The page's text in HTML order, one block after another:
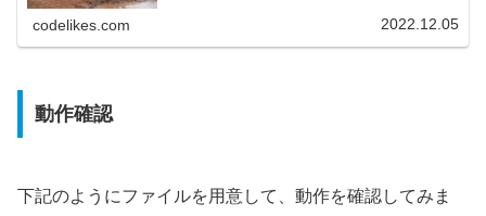
codelikes.com 2022.12.05
動作確認
下記のようにファイルを用意して、動作を確認してみま